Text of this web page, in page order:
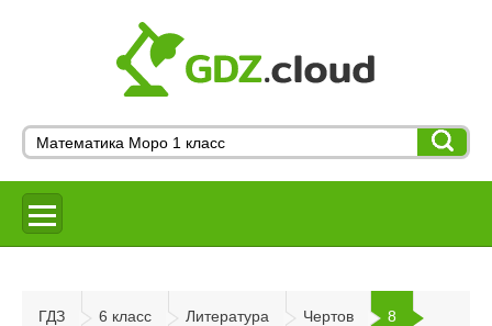
ГДЗ 6 класс Литература Чертов 8